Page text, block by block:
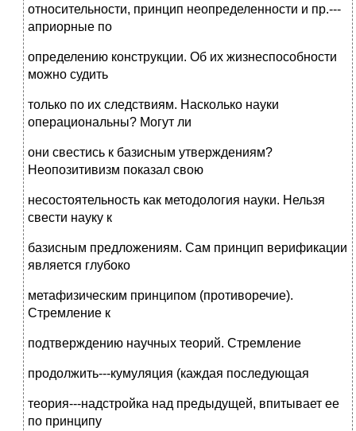
относительности, принцип неопределенности и пр.---
априорные по
определению конструкции. Об их жизнеспособности
можно судить
только по их следствиям. Насколько науки
операциональны? Могут ли
они свестись к базисным утверждениям?
Неопозитивизм показал свою
несостоятельность как методология науки. Нельзя
свести науку к
базисным предложениям. Сам принцип верификации
является глубоко
метафизическим принципом (противоречие).
Стремление к
подтверждению научных теорий. Стремление
продолжить---кумуляция (каждая последующая
теория---надстройка над предыдущей, впитывает ее
по принципу